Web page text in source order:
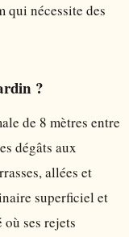
qui nécessite des
?
de 8 mètres entre
dégâts aux
allées et
superficiel et
ses rejets